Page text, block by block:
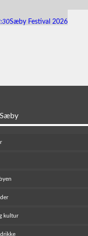
Sæby Festival 2026
kultur